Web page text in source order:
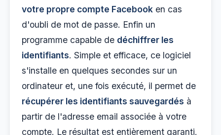
votre propre compte Facebook en cas
d'oubli de mot de passe. Enfin un
programme capable de déchiffrer les
identifiants. Simple et efficace, ce logiciel
s'installe en quelques secondes sur un
ordinateur et, une fois exécuté, il permet de
récupérer les identifiants sauvegardés à
partir de l'adresse email associée à votre
compte. Le résultat est entièrement garanti.